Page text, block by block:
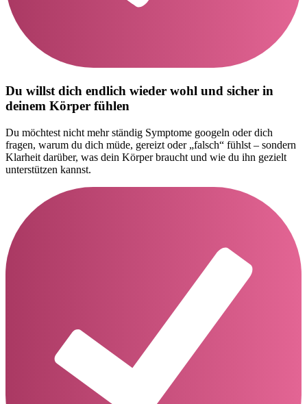
Du willst dich endlich wieder wohl und sicher in
deinem Körper fühlen
Du möchtest nicht mehr ständig Symptome googeln oder dich
fragen, warum du dich müde, gereizt oder „falsch“ fühlst – sondern
Klarheit darüber, was dein Körper braucht und wie du ihn gezielt
unterstützen kannst.